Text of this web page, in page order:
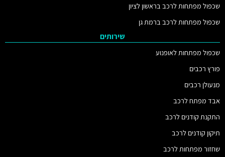
שכפול מפתחות לרכב בראשון לציון
שכפול מפתחות לרכב ברמת גן
שירותים
שכפול מפתחות לאופנוע
פורץ רכבים
מנעולן רכבים
אבד מפתח לרכב
התקנת קודנים לרכב
תיקון קודנים לרכב
שחזור מפתחות לרכב